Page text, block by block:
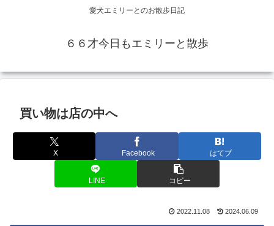
愛犬エミリーとのお散歩日記
６６才今日もエミリーと散歩
買い物は店の中へ
X Facebook はてブ
LINE コピー
2022.11.08 2024.06.09